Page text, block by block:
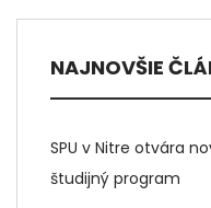
NAJNOVŠIE
SPU v Nitre otvára
študijný program